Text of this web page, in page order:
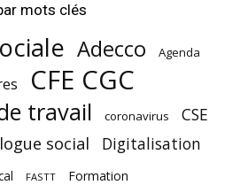
mots clés
Adecco Agenda
CFE CGC
travail coronavirus CSE
social Digitalisation
FASTT Formation